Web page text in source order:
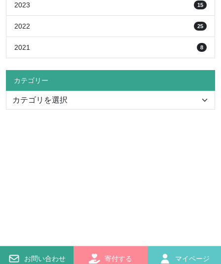
2023 15
2022 25
2021 8
カテゴリー
お問い合わせ 寄付する マイページ